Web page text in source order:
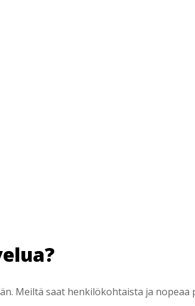
Meiltä saat henkilökohtaista ja nopeaa